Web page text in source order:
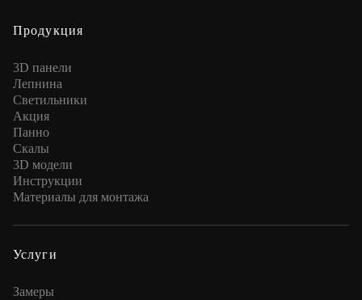
Продукция
3D панели
Лепнина
Cветильники
Акция
Панно
Скалы
3D модели
Инструкции
Материалы для монтажа
Услуги
Замеры